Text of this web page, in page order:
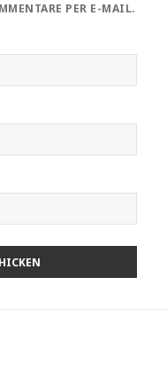
PER E-MAIL.